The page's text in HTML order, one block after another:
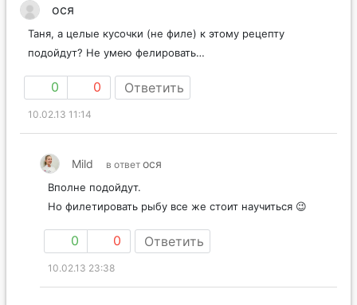
ося
Таня, а целые кусочки (не филе) к этому рецепту
подойдут? Не умею фелировать…
0 0 Ответить
10.02.13 11:14
Mild в ответ ося
Вполне подойдут.
Но филетировать рыбу все же стоит научиться 😉
0 0 Ответить
10.02.13 23:38